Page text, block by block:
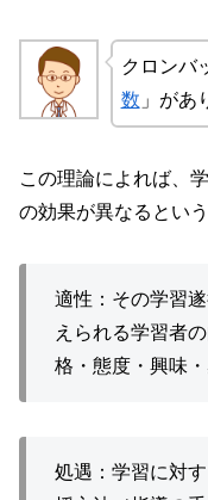
クロンバ
数 」があ
この理論によれば、
の効果が異なるとい
適性：その学習
えられる学習者
格・態度・興味
処遇：学習に対